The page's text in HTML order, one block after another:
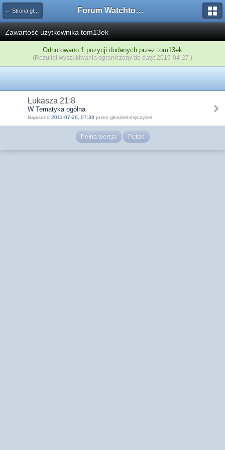
← Strona główna Forum Watchtower
Zawartość użytkownika tom13ek
Odnotowano 1 pozycji dodanych przez tom13ek
(Rezultat wyszukiwania ograniczony do daty: 2019-04-27 )
Łukasza 21;8
W Tematyka ogólna
Napisano 2011-07-26, 07:38 przez głosiciel-dręczyciel
Pełna wersja Polski